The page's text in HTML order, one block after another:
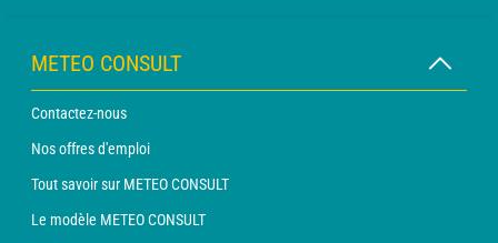
METEO CONSULT
Contactez-nous
Nos offres d'emploi
Tout savoir sur METEO CONSULT
Le modèle METEO CONSULT